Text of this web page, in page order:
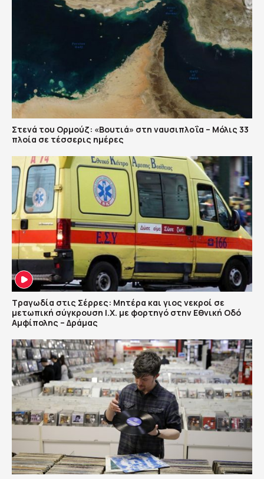
Στενά του Ορμούζ: «Βουτιά» στη ναυσιπλοΐα – Μόλις 33
πλοία σε τέσσερις ημέρες
Τραγωδία στις Σέρρες: Μητέρα και γιος νεκροί σε
μετωπική σύγκρουση Ι.Χ. με φορτηγό στην Εθνική Οδό
Αμφίπολης – Δράμας